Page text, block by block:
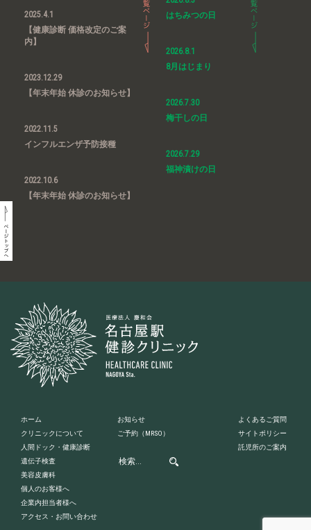
2025.4.1
【健康診断 価格改定のご案
内】
2023.12.29
【年末年始 休診のお知らせ】
2022.11.5
インフルエンザ予防接種
2022.10.6
【年末年始 休診のお知らせ】
はちみつの日
2026.8.1
8月はじまり
2026.7.30
梅干しの日
2026.7.29
福神漬けの日
ホーム
クリニックについて
人間ドック・健康診断
遺伝子検査
美容皮膚科
個人のお客様へ
企業内担当者様へ
アクセス・お問い合わせ
お知らせ
ご予約 （MRSO）
よくあるご質問
サイトポリシー
託児所のご案内